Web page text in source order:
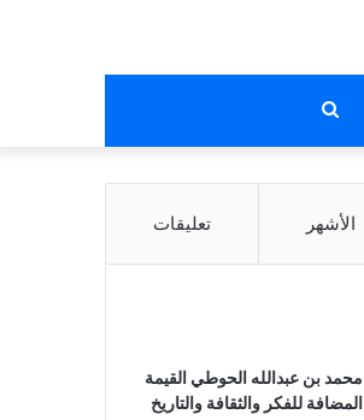
بحث
عن
الأشهر تعليقات
محمد بن عبدالله الحوطي القيمة
المضافة للفكر والثقافة والتاريخ